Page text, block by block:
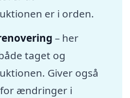
er i orden.
– her
taget og
Giver også
ændringer i